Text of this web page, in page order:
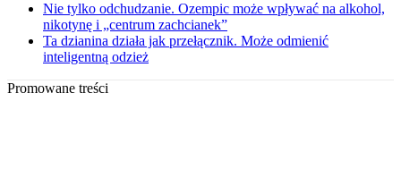
Nie tylko odchudzanie. Ozempic może wpływać na alkohol,
nikotynę i „centrum zachcianek”
Ta dzianina działa jak przełącznik. Może odmienić
inteligentną odzież
Promowane treści